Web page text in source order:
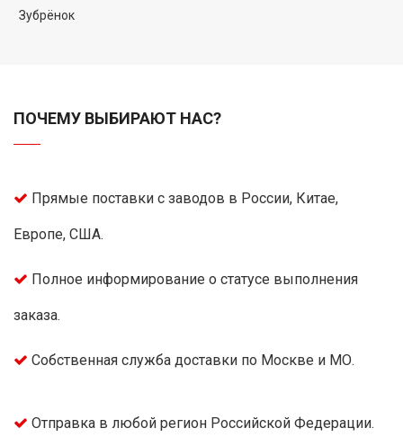
Зубрёнок
ПОЧЕМУ ВЫБИРАЮТ НАС?
Прямые поставки с заводов в России, Китае,
Европе, США.
Полное информирование о статусе выполнения
заказа.
Собственная служба доставки по Москве и МО.
Отправка в любой регион Российской Федерации.